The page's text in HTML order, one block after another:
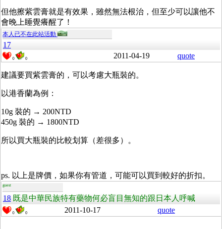
但他擦紫雲膏就是有效果，雖然無法根治，但至少可以讓他不
會晚上睡覺癢醒了！
本人已不在此站活動
17
0 0 2011-04-19 quote
建議要買紫雲膏的，可以考慮大瓶裝的。
以港香蘭為例：
10g 裝的 → 200NTD
450g 裝的 → 1800NTD
所以買大瓶裝的比較划算（差很多）。
ps. 以上是牌價，如果你有管道，可能可以買到較好的折扣。
guest
18 既是中華民族特有藥物何必盲目無知的跟日本人呼喊
0 0 2011-10-17 quote